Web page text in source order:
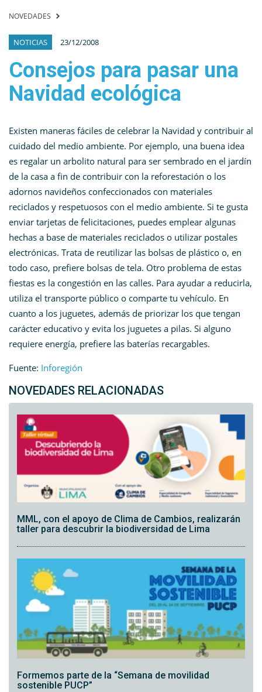
NOVEDADES
NOTICIAS 23/12/2008
Consejos para pasar una
Navidad ecológica
Existen maneras fáciles de celebrar la Navidad y contribuir al
cuidado del medio ambiente. Por ejemplo, una buena idea
es regalar un arbolito natural para ser sembrado en el jardín
de la casa a fin de contribuir con la reforestación o los
adornos navideños confeccionados con materiales
reciclados y respetuosos con el medio ambiente. Si te gusta
enviar tarjetas de felicitaciones, puedes emplear algunas
hechas a base de materiales reciclados o utilizar postales
electrónicas. Trata de reutilizar las bolsas de plástico o, en
todo caso, prefiere bolsas de tela. Otro problema de estas
fiestas es la congestión en las calles. Para ayudar a reducirla,
utiliza el transporte público o comparte tu vehículo. En
cuanto a los juguetes, además de priorizar los que tengan
carácter educativo y evita los juguetes a pilas. Si alguno
requiere energía, prefiere las baterías recargables.
Fuente: Inforegión
NOVEDADES RELACIONADAS
MML, con el apoyo de Clima de Cambios, realizarán
taller para descubrir la biodiversidad de Lima
Formemos parte de la “Semana de movilidad
sostenible PUCP”